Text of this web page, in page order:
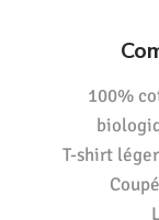
100%
T-shirt